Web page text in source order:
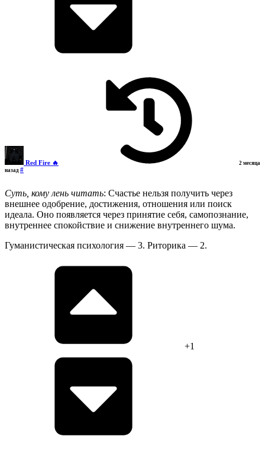
Red Fire 🔥
2 месяца
назад #
Суть, кому лень читать: Счастье нельзя получить через
внешнее одобрение, достижения, отношения или поиск
идеала. Оно появляется через принятие себя, самопознание,
внутреннее спокойствие и снижение внутреннего шума.
Гуманистическая психология — 3. Риторика — 2.
+1